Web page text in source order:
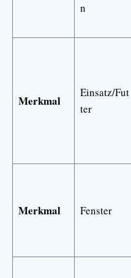
n
Merkmal
Einsatz/Fut
ter
Merkmal Fenster